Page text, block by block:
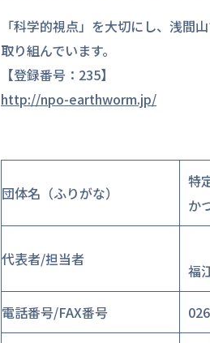
「科学的視点」を大切にし、浅間
取り組んでいます。
【登録番号：235】
http://npo-earthworm.jp/
団体名（ふりがな）
特
か
代表者/担当者
福
電話番号/FAX番号